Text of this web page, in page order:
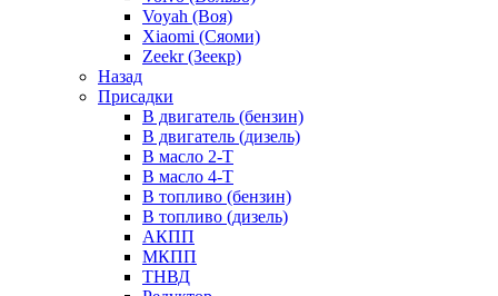
Voyah (Воя)
Xiaomi (Сяоми)
Zeekr (Зеекр)
Назад
Присадки
В двигатель (бензин)
В двигатель (дизель)
В масло 2-Т
В масло 4-Т
В топливо (бензин)
В топливо (дизель)
АКПП
МКПП
ТНВД